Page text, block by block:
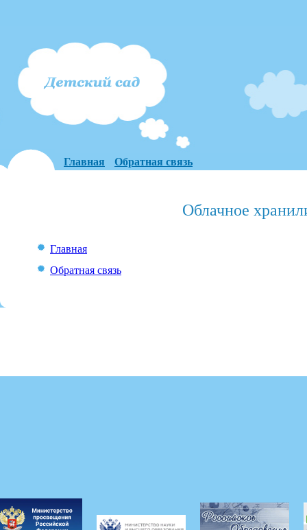
Главная Обратная связь
Облачное
Главная
Обратная связь